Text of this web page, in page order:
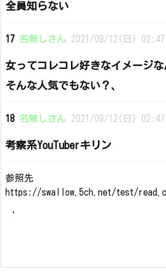
全員知らない
17 名無しさん 2021/09/12(日)
女ってコレコレ好きなイメージな
そんな人気でもない？、
18 名無しさん 2021/09/12(日)
考察系YouTuberキリン
参照先
https://swallow.5ch.net/test/
‘